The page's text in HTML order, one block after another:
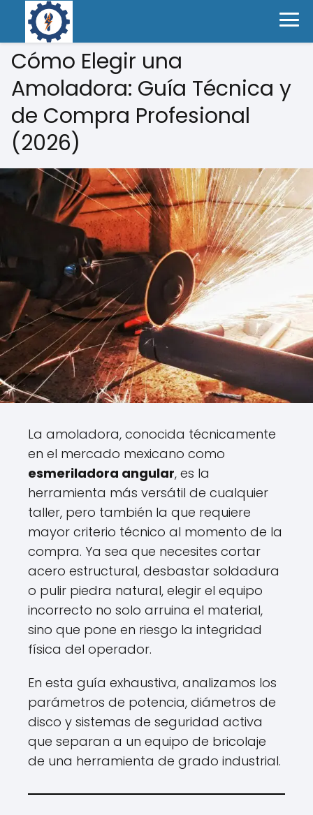
Cómo Elegir una
Amoladora: Guía Técnica y
de Compra Profesional
(2026)
La amoladora, conocida técnicamente
en el mercado mexicano como
esmeriladora angular, es la
herramienta más versátil de cualquier
taller, pero también la que requiere
mayor criterio técnico al momento de la
compra. Ya sea que necesites cortar
acero estructural, desbastar soldadura
o pulir piedra natural, elegir el equipo
incorrecto no solo arruina el material,
sino que pone en riesgo la integridad
física del operador.
En esta guía exhaustiva, analizamos los
parámetros de potencia, diámetros de
disco y sistemas de seguridad activa
que separan a un equipo de bricolaje
de una herramienta de grado industrial.